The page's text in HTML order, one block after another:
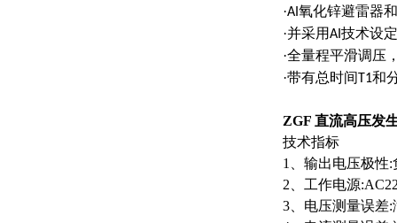
·AI 氧化锌避雷器
·并采用AI 技术设
·全量程平滑调压
·带有总时间T1和
ZGF 直流高压发
技术指标
1、输出电压极性:
2、工作电源
3、电压测量误差: